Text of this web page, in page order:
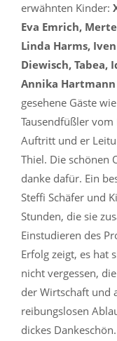
erwähnten Kinder:
Eva Emrich,
Linda Harms,
Diewisch, Tabea,
Annika
gesehene Gäste
Tausendfüßler
Auftritt und er
Thiel. Die schönen
danke dafür. Ein
Steffi Schäfer und
Stunden, die sie
Einstudieren des
Erfolg zeigt, es hat
nicht vergessen,
der Wirtschaft und
reibungslosen
dickes Dankeschön.